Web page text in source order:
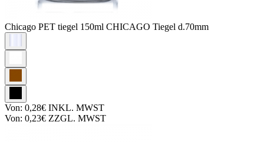
Chicago PET tiegel 150ml CHICAGO Tiegel d.70mm
Von: 0,28€ INKL. MWST
Von: 0,23€ ZZGL. MWST